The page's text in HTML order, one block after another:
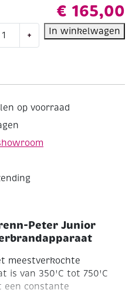
€ 165,00
+ In winkelwagen
op voorraad
Peter Junior
meestverkochte
is van 350'C tot 750'C
een constante